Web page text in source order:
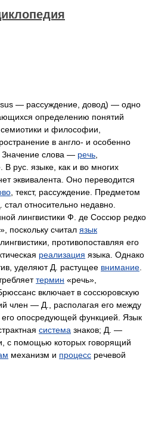
— рассуждение, довод) — одно
определению понятий
и философии,
в англо- и особенно
Значение слова — речь
В рус. языке, как и во многих
эквивалента. Оно переводится
, текст, рассуждение. Предметом
стал относительно недавно.
лингвистики Ф. де Соссюр редко
поскольку считал язык
противопоставляя его
реализация языка. Однако
уделяют Д. растущее внимание
термин «речь»,
включает в соссюровскую
член — Д., располагая его между
опосредующей функцией. Язык
система знаков; Д. —
с помощью которых говорящий
механизм и процесс речевой